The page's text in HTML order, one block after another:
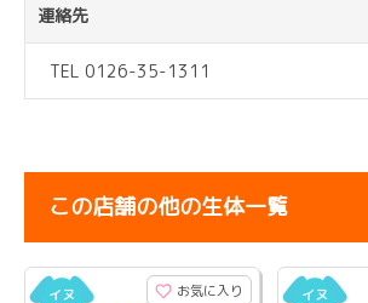
連絡先
TEL 0126-35-1311
この店舗の他の生体一覧
お気に入り